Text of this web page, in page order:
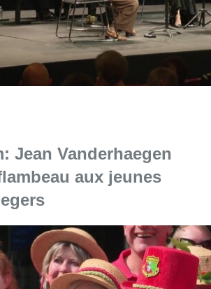
Jean Vanderhaegen
aux jeunes